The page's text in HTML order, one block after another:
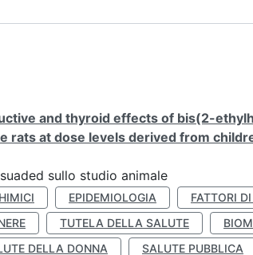
and thyroid effects of bis(2-
rats at dose levels derived from
sullo studio animale
EPIDEMIOLOGIA FATTORI
TUTELA DELLA SALUTE
DELLA DONNA SALUTE PUBBLICA